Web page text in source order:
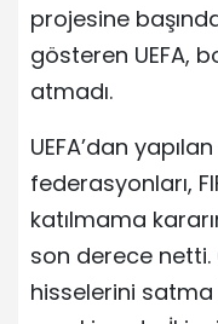
projesine
gösteren UEFA,
atmadı.
UEFA’dan
federasyonları,
katılmama
son derece netti.
hisselerini